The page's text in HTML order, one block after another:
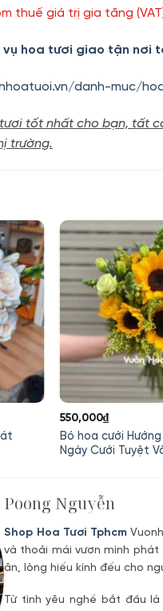
thuế giá trị gia tăng
vụ hoa tươi giao tận nơi
danh-muc/
tốt nhất cho bạn, tất
trường.
Bó hoa cưới
Ngày Cưới Tuyệt
550,000₫
Poong Nguyễn
Shop Hoa Tươi Tphcm
và thoải mái vươn mình
ân, lòng hiếu kính đếu cho
Từ tình yêu nghề bắt đầu